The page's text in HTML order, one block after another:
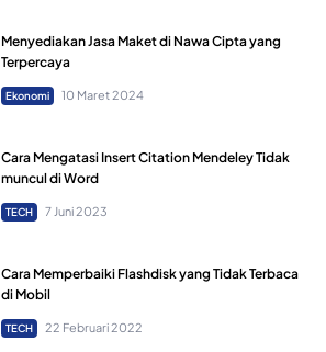
Menyediakan Jasa Maket di Nawa Cipta yang
Terpercaya
Ekonomi 10 Maret 2024
Cara Mengatasi Insert Citation Mendeley Tidak
muncul di Word
TECH 7 Juni 2023
Cara Memperbaiki Flashdisk yang Tidak Terbaca
di Mobil
TECH 22 Februari 2022